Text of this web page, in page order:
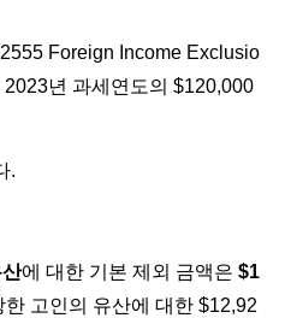
Foreign Income Exclusio
년 과세연도의 $120,000
.
에 대한 기본 제외 금액은 $1
고인의 유산에 대한 $12,92